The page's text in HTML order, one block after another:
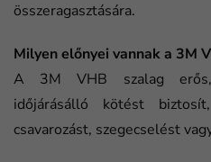
összeragasztására.
Milyen előnyei vannak a 3M
A 3M VHB szalag erős,
időjárásálló kötést
csavarozást, szegecselést